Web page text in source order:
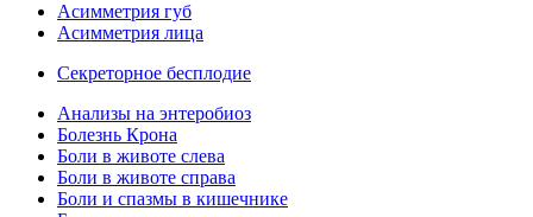
Асимметрия губ
Асимметрия лица
Секреторное бесплодие
Анализы на энтеробиоз
Болезнь Крона
Боли в животе слева
Боли в животе справа
Боли и спазмы в кишечнике